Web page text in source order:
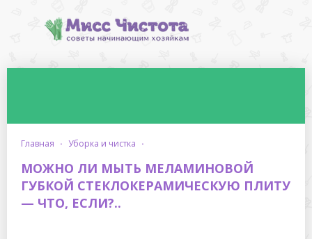
главная · уборка и чистка ·
МОЖНО ЛИ МЫТЬ МЕЛАМИНОВОЙ
ГУБКОЙ СТЕКЛОКЕРАМИЧЕСКУЮ ПЛИТУ
— ЧТО, ЕСЛИ?..